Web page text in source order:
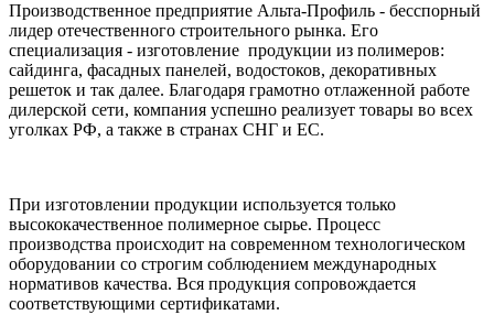
Производственное предприятие Альта-Профиль - бесспорный
лидер отечественного строительного рынка. Его
специализация - изготовление продукции из полимеров:
сайдинга, фасадных панелей, водостоков, декоративных
решеток и так далее. Благодаря грамотно отлаженной работе
дилерской сети, компания успешно реализует товары во всех
уголках РФ, а также в странах СНГ и ЕС.
При изготовлении продукции используется только
высококачественное полимерное сырье. Процесс
производства происходит на современном технологическом
оборудовании со строгим соблюдением международных
нормативов качества. Вся продукция сопровождается
соответствующими сертификатами.